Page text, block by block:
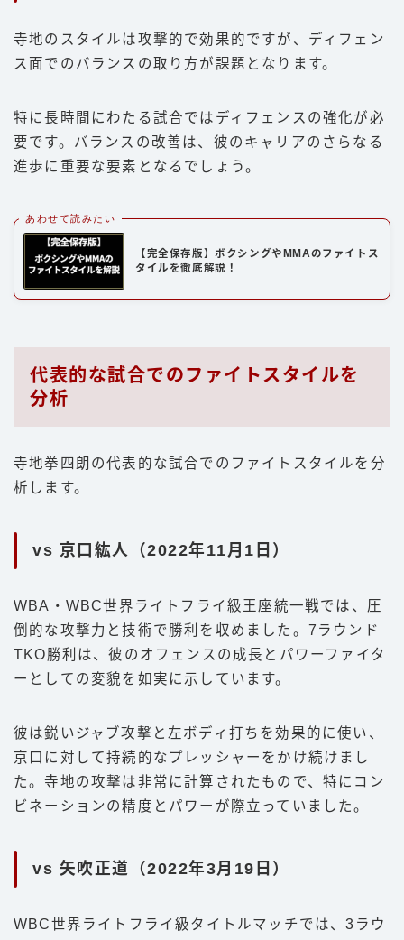
寺地のスタイルは攻撃的で効果的ですが、ディフェン
ス面でのバランスの取り方が課題となります。
特に長時間にわたる試合ではディフェンスの強化が必
要です。バランスの改善は、彼のキャリアのさらなる
進歩に重要な要素となるでしょう。
あわせて読みたい
【完全保存版】ボクシングやMMAのファイトス
タイルを徹底解説！
代表的な試合でのファイトスタイルを
分析
寺地拳四朗の代表的な試合でのファイトスタイルを分
析します。
vs 京口紘人（2022年11月1日）
WBA・WBC世界ライトフライ級王座統一戦では、圧
倒的な攻撃力と技術で勝利を収めました。7ラウンド
TKO勝利は、彼のオフェンスの成長とパワーファイタ
ーとしての変貌を如実に示しています。
彼は鋭いジャブ攻撃と左ボディ打ちを効果的に使い、
京口に対して持続的なプレッシャーをかけ続けまし
た。寺地の攻撃は非常に計算されたもので、特にコン
ビネーションの精度とパワーが際立っていました。
vs 矢吹正道（2022年3月19日）
WBC世界ライトフライ級タイトルマッチでは、3ラウ